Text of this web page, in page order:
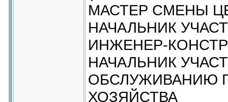
МАСТЕР СМЕНЫ
НАЧАЛЬНИК
ИНЖЕНЕР-
НАЧАЛЬНИК
ОБСЛУЖИВАНИЮ
ХОЗЯЙСТВА